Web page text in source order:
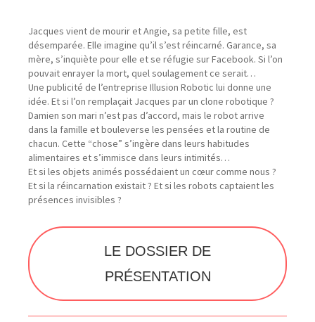
Jacques vient de mourir et Angie, sa petite fille, est
désemparée. Elle imagine qu’il s’est réincarné. Garance, sa
mère, s’inquiète pour elle et se réfugie sur Facebook. Si l’on
pouvait enrayer la mort, quel soulagement ce serait…
Une publicité de l’entreprise Illusion Robotic lui donne une
idée. Et si l’on remplaçait Jacques par un clone robotique ?
Damien son mari n’est pas d’accord, mais le robot arrive
dans la famille et bouleverse les pensées et la routine de
chacun. Cette “chose” s’ingère dans leurs habitudes
alimentaires et s’immisce dans leurs intimités…
Et si les objets animés possédaient un cœur comme nous ?
Et si la réincarnation existait ? Et si les robots captaient les
présences invisibles ?
LE DOSSIER DE
PRÉSENTATION
LA PROCHAINE DATE :
Mercredi 12 février 2025 à 20h et Jeudi 13 février
2025 à 14h15, Le Grrranit, Scène Nationale de
Belfort